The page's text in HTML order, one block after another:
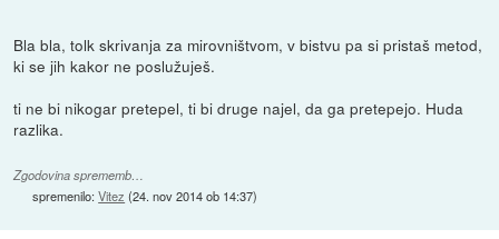
Bla bla, tolk skrivanja za mirovništvom, v bistvu pa si pristaš metod,
ki se jih kakor ne poslužuješ.
ti ne bi nikogar pretepel, ti bi druge najel, da ga pretepejo. Huda
razlika.
Zgodovina sprememb…
spremenilo:Vitez (24. nov 2014 ob 14:37)